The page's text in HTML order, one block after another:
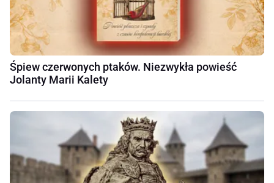
Śpiew czerwonych ptaków. Niezwykła powieść
Jolanty Marii Kalety